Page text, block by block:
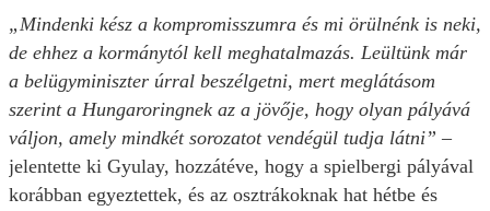
„Mindenki kész a kompromisszumra és mi örülnénk is neki,
de ehhez a kormánytól kell meghatalmazás. Leültünk már
a belügyminiszter úrral beszélgetni, mert meglátásom
szerint a Hungaroringnek az a jövője, hogy olyan pályává
váljon, amely mindkét sorozatot vendégül tudja látni” –
jelentette ki Gyulay, hozzátéve, hogy a spielbergi pályával
korábban egyeztettek, és az osztrákoknak hat hétbe és